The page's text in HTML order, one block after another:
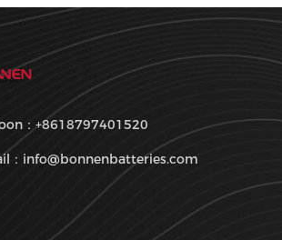
：+8618797401520
：info@bonnenbatteries.com